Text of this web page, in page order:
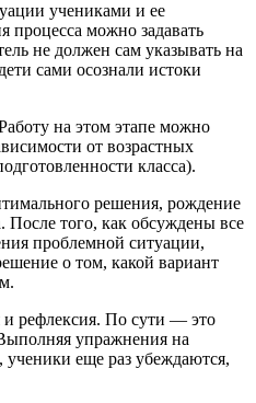
учениками и ее
процесса можно задавать
не должен сам указывать на
сами осознали истоки
на этом этапе можно
от возрастных
класса).
решения, рождение
После того, как обсуждены все
проблемной ситуации,
о том, какой вариант
рефлексия. По сути — это
упражнения на
ученики еще раз убеждаются,